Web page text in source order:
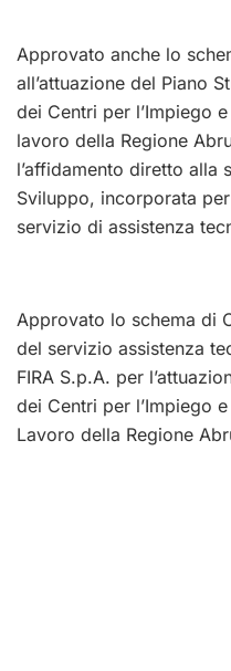
Approvato anche lo
all’attuazione del Piano
dei Centri per l’Impiego
lavoro della Regione
l’affidamento diretto alla
Sviluppo, incorporata
servizio di assistenza
Approvato lo schema di
del servizio assistenza
FIRA S.p.A. per
dei Centri per l’Impiego
Lavoro della Regione